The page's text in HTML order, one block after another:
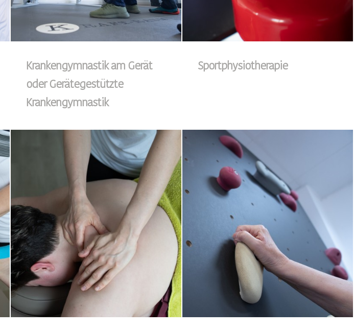
Krankengymnastik am Gerät
oder Gerätegestützte
Krankengymnastik
Sportphysiotherapie